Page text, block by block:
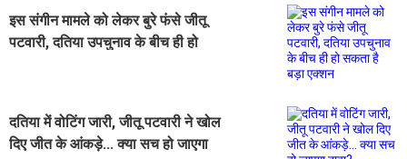
इस संगीन मामले को लेकर बुरे फंसे जीतू
पटवारी, दतिया उपचुनाव के बीच ही हो
दतिया में वोटिंग जारी, जीतू पटवारी ने खोल
दिए जीत के आंकड़े... क्या सच हो जाएगा